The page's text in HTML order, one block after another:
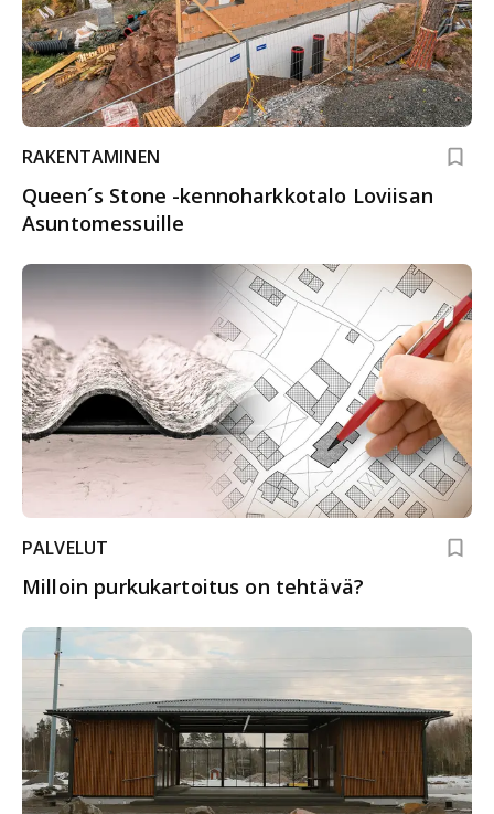
RAKENTAMINEN
Queen´s Stone -kennoharkkotalo Loviisan
Asuntomessuille
PALVELUT
Milloin purkukartoitus on tehtävä?